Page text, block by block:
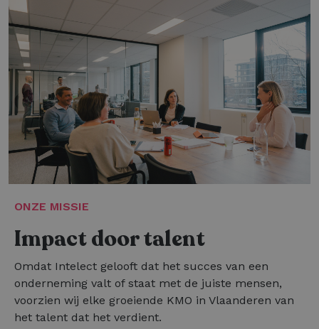
ONZE MISSIE
Impact door talent
Omdat Intelect gelooft dat het succes van een
onderneming valt of staat met de juiste mensen,
voorzien wij elke groeiende KMO in Vlaanderen van
het talent dat het verdient.